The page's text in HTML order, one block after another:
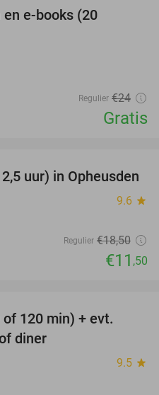
e-books (20
Regulier €24
Gratis
38%
uur) in Opheusden
9.6 star
Regulier €18,50
€11 ,50
120 min) + evt.
diner
9.5 star